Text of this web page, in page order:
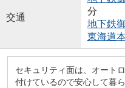
交通
分
地下鉄
東海道
セキュリティ面は、オート
付けているので安心して暮